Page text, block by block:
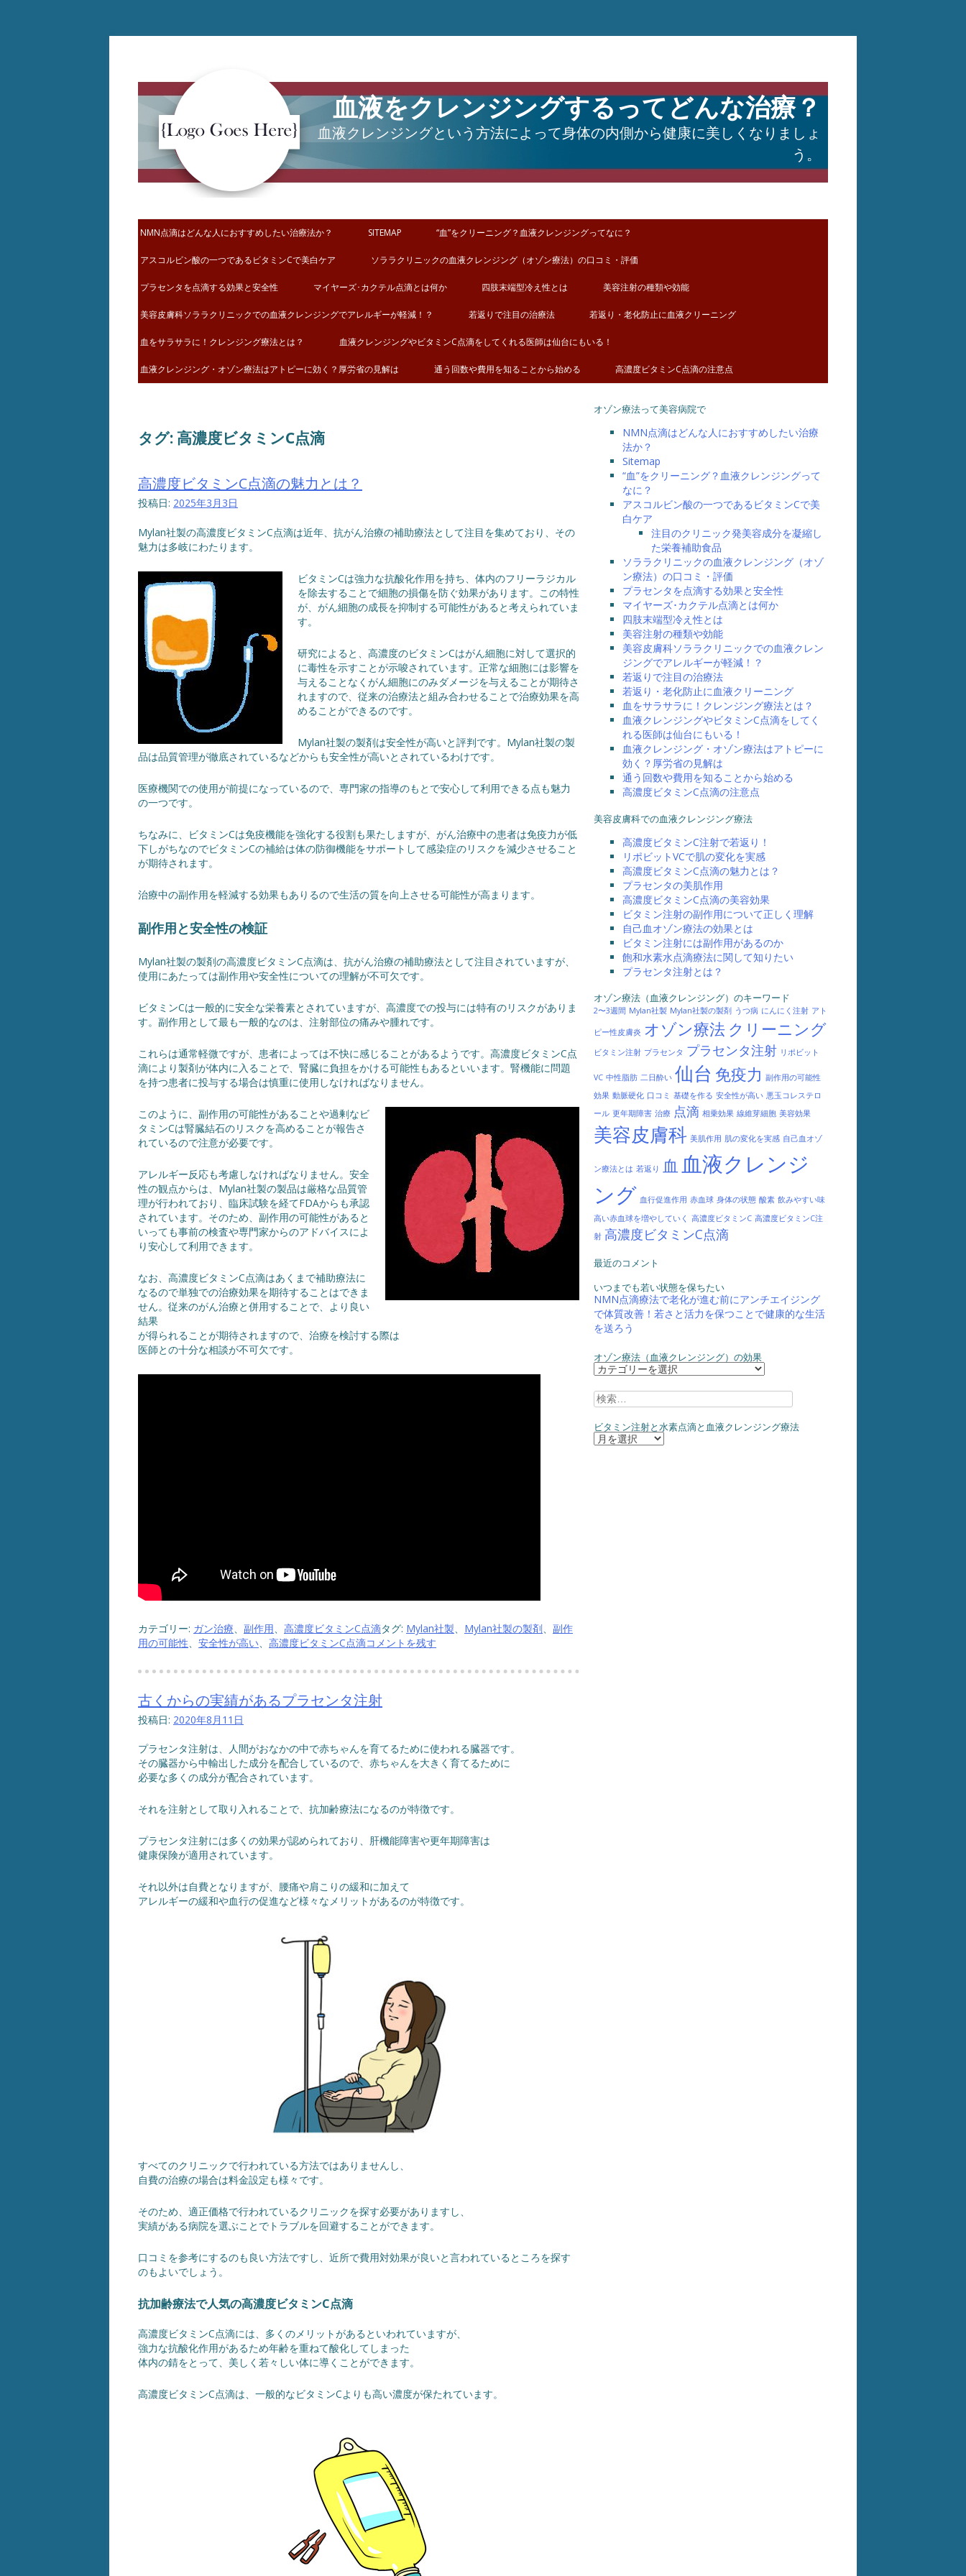
ン
テ
キ
ッ
血液をクレンジングするってどんな治療？
血液クレンジングという方法によって身体の内側から健康に美しくなりましょ
う。
NMN点滴はどんな人におすすめしたい治療法か？ SITEMAP “血”をクリーニング？血液クレンジングってなに？
アスコルビン酸の一つであるビタミンCで美白ケア ソララクリニックの血液クレンジング（オゾン療法）の口コミ・評価
プラセンタを点滴する効果と安全性 マイヤーズ･カクテル点滴とは何か 四肢末端型冷え性とは 美容注射の種類や効能
美容皮膚科ソララクリニックでの血液クレンジングでアレルギーが軽減！？ 若返りで注目の治療法 若返り・老化防止に血液クリーニング
血をサラサラに！クレンジング療法とは？ 血液クレンジングやビタミンC点滴をしてくれる医師は仙台にもいる！
血液クレンジング・オゾン療法はアトピーに効く？厚労省の見解は 通う回数や費用を知ることから始める 高濃度ビタミンC点滴の注意点
タグ:高濃度ビタミンC点滴
高濃度ビタミンC点滴の魅力とは？
投稿日: 2025年3月3日
Mylan社製の高濃度ビタミンC点滴は近年、抗がん治療の補助療法として注目を集めており、その
魅力は多岐にわたります。
ビタミンCは強力な抗酸化作用を持ち、体内のフリーラジカル
を除去することで細胞の損傷を防ぐ効果があります。この特性
が、がん細胞の成長を抑制する可能性があると考えられていま
す。
研究によると、高濃度のビタミンCはがん細胞に対して選択的
に毒性を示すことが示唆されています。正常な細胞には影響を
与えることなくがん細胞にのみダメージを与えることが期待さ
れますので、従来の治療法と組み合わせることで治療効果を高
めることができるのです。
Mylan社製の製剤は安全性が高いと評判です。Mylan社製の製
品は品質管理が徹底されているなどからも安全性が高いとされているわけです。
医療機関での使用が前提になっているので、専門家の指導のもとで安心して利用できる点も魅力
の一つです。
ちなみに、ビタミンCは免疫機能を強化する役割も果たしますが、がん治療中の患者は免疫力が低
下しがちなのでビタミンCの補給は体の防御機能をサポートして感染症のリスクを減少させること
が期待されます。
治療中の副作用を軽減する効果もありるので生活の質を向上させる可能性が高まります。
副作用と安全性の検証
Mylan社製の製剤の高濃度ビタミンC点滴は、抗がん治療の補助療法として注目されていますが、
使用にあたっては副作用や安全性についての理解が不可欠です。
ビタミンCは一般的に安全な栄養素とされていますが、高濃度での投与には特有のリスクがありま
す。副作用として最も一般的なのは、注射部位の痛みや腫れです。
これらは通常軽微ですが、患者によっては不快に感じることがあるようです。高濃度ビタミンC点
滴により製剤が体内に入ることで、腎臓に負担をかける可能性もあるといいます。腎機能に問題
を持つ患者に投与する場合は慎重に使用しなければなりません。
このように、副作用の可能性があることや過剰なビ
タミンCは腎臓結石のリスクを高めることが報告さ
れているので注意が必要です。
アレルギー反応も考慮しなければなりません。安全
性の観点からは、Mylan社製の製品は厳格な品質管
理が行われており、臨床試験を経てFDAからも承認
されています。そのため、副作用の可能性があると
いっても事前の検査や専門家からのアドバイスによ
り安心して利用できます。
なお、高濃度ビタミンC点滴はあくまで補助療法に
なるので単独での治療効果を期待することはできま
せん。従来のがん治療と併用することで、より良い
結果
が得られることが期待されますので、治療を検討する際は
医師との十分な相談が不可欠です。
カテゴリー: ガン治療 副作用 高濃度ビタミンC点滴タグ: Mylan社製 Mylan社製の製剤
副作
用の可能性
安全性が高い 高濃度ビタミンC点滴コメントを残す
古くからの実績があるプラセンタ注射
投稿日: 2020年8月11日
プラセンタ注射は、人間がおなかの中で赤ちゃんを育てるために使われる臓器です。
その臓器から中輸出した成分を配合しているので、赤ちゃんを大きく育てるために
必要な多くの成分が配合されています。
それを注射として取り入れることで、抗加齢療法になるのが特徴です。
プラセンタ注射には多くの効果が認められており、肝機能障害や更年期障害は
健康保険が適用されています。
それ以外は自費となりますが、腰痛や肩こりの緩和に加えて
アレルギーの緩和や血行の促進など様々なメリットがあるのが特徴です。
すべてのクリニックで行われている方法ではありませんし、
自費の治療の場合は料金設定も様々です。
そのため、適正価格で行われているクリニックを探す必要がありますし、
実績がある病院を選ぶことでトラブルを回避することができます。
口コミを参考にするのも良い方法ですし、近所で費用対効果が良いと言われているところを探す
のもよいでしょう。
抗加齢療法で人気の高濃度ビタミンC点滴
高濃度ビタミンC点滴には、多くのメリットがあるといわれていますが、
強力な抗酸化作用があるため年齢を重ねて酸化してしまった
体内の錆をとって、美しく若々しい体に導くことができます。
高濃度ビタミンC点滴は、一般的なビタミンCよりも高い濃度が保たれています。
オゾン療法って美容病院で
NMN点滴はどんな人におすすめしたい治療
法か？
Sitemap
“血”をクリーニング？血液クレンジングって
なに？
アスコルビン酸の一つであるビタミンCで美
白ケア
注目のクリニック発美容成分を凝縮し
た栄養補助食品
ソララクリニックの血液クレンジング（オゾ
ン療法）の口コミ・評価
プラセンタを点滴する効果と安全性
マイヤーズ･カクテル点滴とは何か
四肢末端型冷え性とは
美容注射の種類や効能
美容皮膚科ソララクリニックでの血液クレン
ジングでアレルギーが軽減！？
若返りで注目の治療法
若返り・老化防止に血液クリーニング
血をサラサラに！クレンジング療法とは？
血液クレンジングやビタミンC点滴をしてく
れる医師は仙台にもいる！
血液クレンジング・オゾン療法はアトピーに
効く？厚労省の見解は
通う回数や費用を知ることから始める
高濃度ビタミンC点滴の注意点
美容皮膚科での血液クレンジング療法
高濃度ビタミンC注射で若返り！
リポビットVCで肌の変化を実感
高濃度ビタミンC点滴の魅力とは？
プラセンタの美肌作用
高濃度ビタミンC点滴の美容効果
ビタミン注射の副作用について正しく理解
自己血オゾン療法の効果とは
ビタミン注射には副作用があるのか
飽和水素水点滴療法に関して知りたい
プラセンタ注射とは？
オゾン療法（血液クレンジング）のキーワード
2〜3週間 Mylan社製 Mylan社製の製剤 うつ病 にんにく注射 アト
ピー性皮膚炎 オゾン療法 クリーニング
ビタミン注射 プラセンタ プラセンタ注射 リポビット
VC 中性脂肪 二日酔い 仙台 免疫力 副作用の可能性
効果 動脈硬化 口コミ 基礎を作る 安全性が高い 悪玉コレステロ
ール 更年期障害 治療 点滴 相乗効果 線維芽細胞 美容効果
美容皮膚科 美肌作用 肌の変化を実感 自己血オゾ
ン療法とは 若返り 血血液クレンジ
ング 血行促進作用 赤血球 身体の状態 酸素 飲みやすい味
高い赤血球を増やしていく 高濃度ビタミンC 高濃度ビタミンC注
射 高濃度ビタミンC点滴
最近のコメント
いつまでも若い状態を保ちたい
NMN点滴療法で老化が進む前にアンチエイジング
で体質改善！若さと活力を保つことで健康的な生活
を送ろう
オゾン療法（血液クレンジング）の効果
オ
ン
療
法
（血
検
索:
ビタミン注射と水素点滴と血液クレンジング療法
ビ